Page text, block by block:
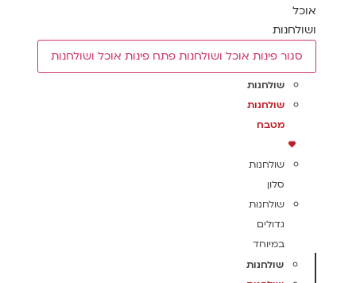
אוכל
ושולחנות
סגור פינות אוכל ושולחנות פתח פינות אוכל ושולחנות
שולחנות
שולחנות
מטבח
שולחנות
סלון
שולחנות
גדולים
במיוחד
שולחנות